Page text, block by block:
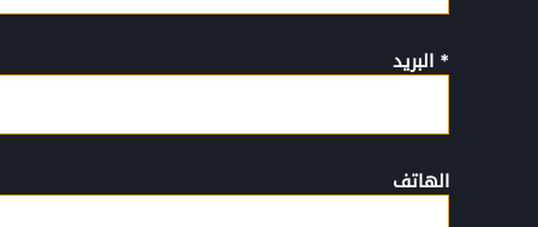
* البريد
الهاتف